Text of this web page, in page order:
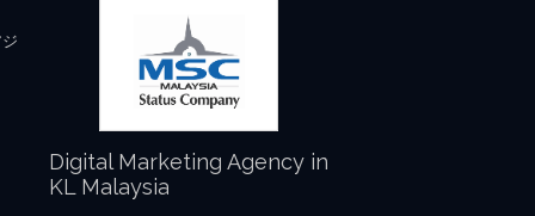
Digital Marketing Agency in
KL Malaysia